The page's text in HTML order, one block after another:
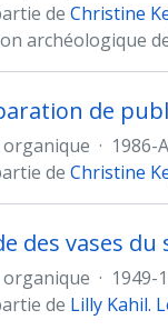
de Christine
archéologique
de
organique · 1986-
de Christine
des vases
organique · 1949-
de Lilly Kahil.